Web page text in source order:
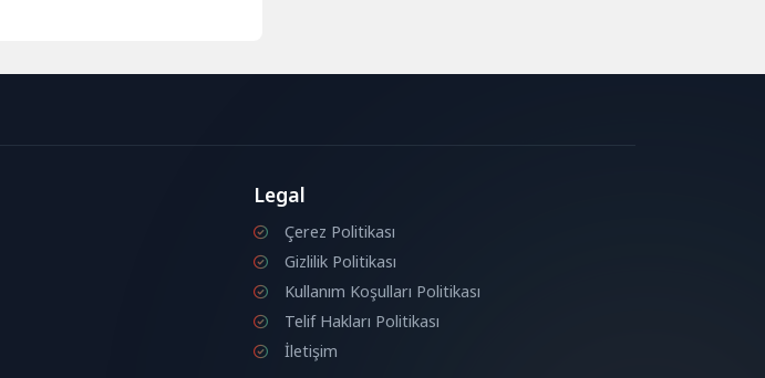
Legal
Çerez Politikası
Gizlilik Politikası
Kullanım Koşulları Politikası
Telif Hakları Politikası
İletişim